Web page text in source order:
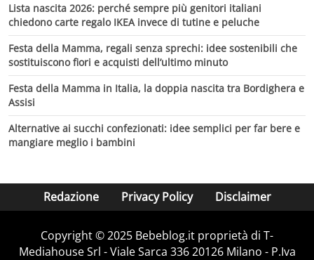
Lista nascita 2026: perché sempre più genitori italiani
chiedono carte regalo IKEA invece di tutine e peluche
Festa della Mamma, regali senza sprechi: idee sostenibili che
sostituiscono fiori e acquisti dell’ultimo minuto
Festa della Mamma in Italia, la doppia nascita tra Bordighera e
Assisi
Alternative ai succhi confezionati: idee semplici per far bere e
mangiare meglio i bambini
Redazione Privacy Policy Disclaimer
Copyright © 2025 Bebeblog.it proprietà di T-
Mediahouse Srl - Viale Sarca 336 20126 Milano - P.Iva